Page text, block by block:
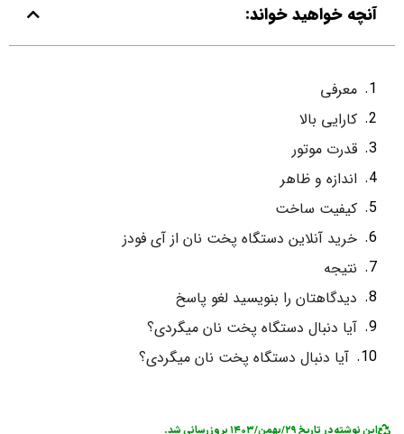
آنچه خواهید خواند:
معرفی
کارایی بالا
قدرت موتور
اندازه و ظاهر
کیفیت ساخت
خرید آنلاین دستگاه پخت نان از آی فودز
نتیجه
دیدگاهتان را بنویسید لغو پاسخ
آیا دنبال دستگاه پخت نان میگردی؟
آیا دنبال دستگاه پخت نان میگردی؟
این نوشته در تاریخ ۲۹/بهمن/۱۴۰۳ بروزرسانی شد.